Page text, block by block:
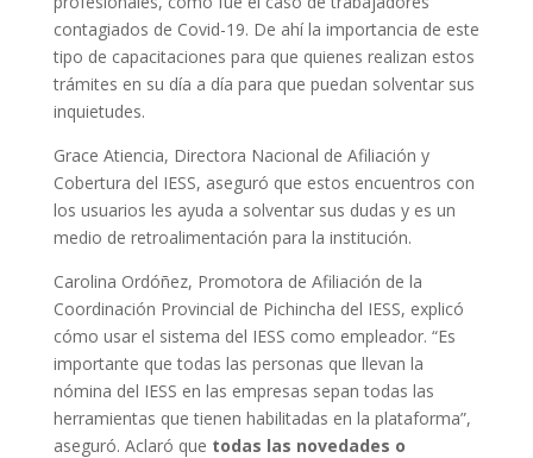
contagiados de Covid-19. De ahí la importancia de este
tipo de capacitaciones para que quienes realizan estos
trámites en su día a día para que puedan solventar sus
inquietudes.
Grace Atiencia, Directora Nacional de Afiliación y
Cobertura del IESS, aseguró que estos encuentros con
los usuarios les ayuda a solventar sus dudas y es un
medio de retroalimentación para la institución.
Carolina Ordóñez, Promotora de Afiliación de la
Coordinación Provincial de Pichincha del IESS, explicó
cómo usar el sistema del IESS como empleador. “Es
importante que todas las personas que llevan la
nómina del IESS en las empresas sepan todas las
herramientas que tienen habilitadas en la plataforma”,
aseguró. Aclaró que todas las novedades o